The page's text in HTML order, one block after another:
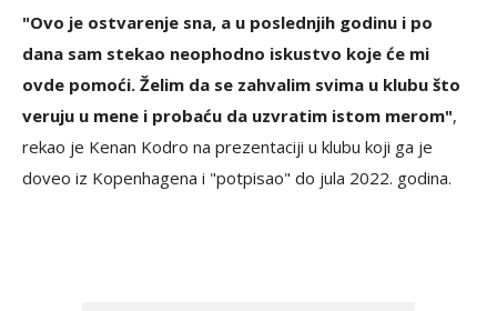
"Ovo je ostvarenje sna, a u poslednjih godinu i po
dana sam stekao neophodno iskustvo koje će mi
ovde pomoći. Želim da se zahvalim svima u klubu što
veruju u mene i probaću da uzvratim istom merom",
rekao je Kenan Kodro na prezentaciji u klubu koji ga je
doveo iz Kopenhagena i "potpisao" do jula 2022. godina.